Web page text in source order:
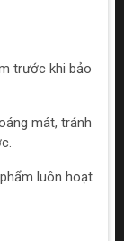
trước khi bảo
mát, tránh
luôn hoạt